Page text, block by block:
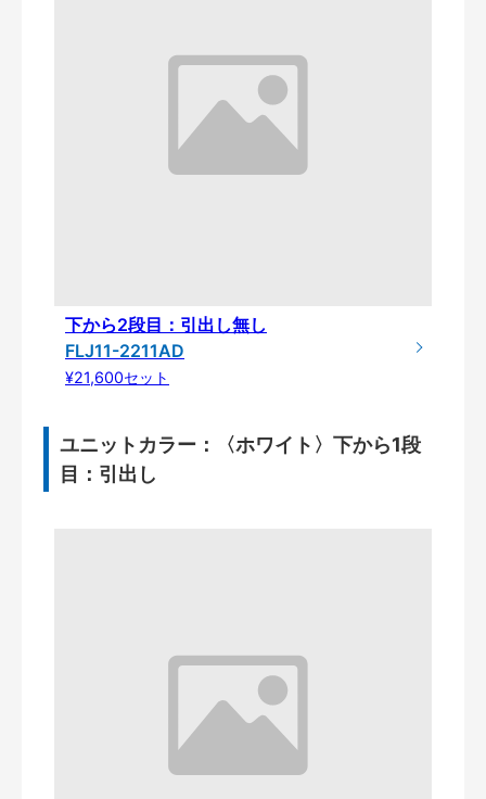
下から2段目：引出し無し
FLJ11-2211AD
¥21,600セット
ユニットカラー：〈ホワイト〉下から1段
目：引出し